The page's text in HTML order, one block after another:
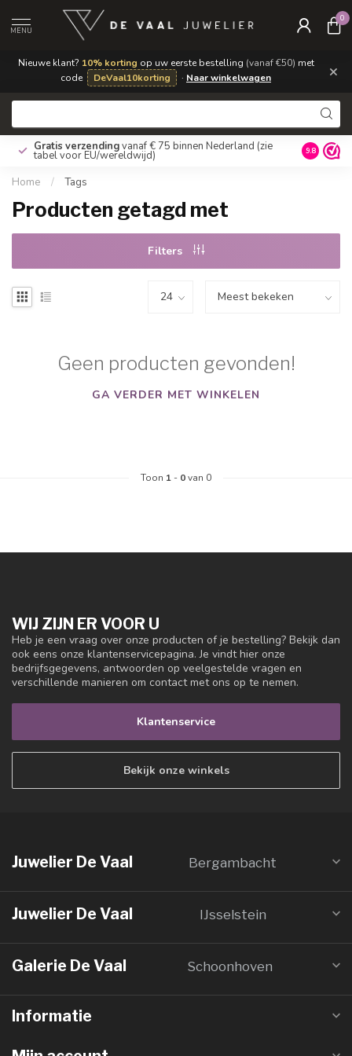
Nieuwe klant? 10% korting op uw eerste bestelling (vanaf €50) met
code
DeVaal10korting · Naar winkelwagen ×
MENU
0
Gratis verzendingvanaf € 75 binnen Nederland (zie
tabel voor EU/wereldwijd) 9.8
Home / Tags
Producten getagd met
Filters
Geen producten gevonden!
GA VERDER MET WINKELEN
Toon 1 - 0van 0
WIJ ZIJN ER VOOR U
Heb je een vraag over onze producten of je bestelling? Bekijk dan
ook eens onze klantenservicepagina. Je vindt hier onze
bedrijfsgegevens, antwoorden op veelgestelde vragen en
verschillende manieren om contact met ons op te nemen.
Klantenservice
Bekijk onze winkels
Juwelier De Vaal Bergambacht
Juwelier De Vaal IJsselstein
Galerie De Vaal Schoonhoven
Informatie